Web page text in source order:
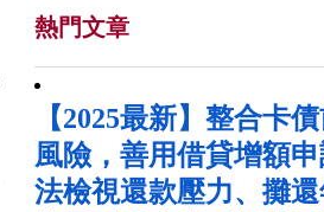
熱門文章
【2025最新】整合卡
風險，善用借貸增額
法檢視還款壓力、攤